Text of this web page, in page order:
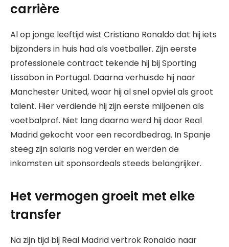
carrière
Al op jonge leeftijd wist Cristiano Ronaldo dat hij iets
bijzonders in huis had als voetballer. Zijn eerste
professionele contract tekende hij bij Sporting
Lissabon in Portugal. Daarna verhuisde hij naar
Manchester United, waar hij al snel opviel als groot
talent. Hier verdiende hij zijn eerste miljoenen als
voetbalprof. Niet lang daarna werd hij door Real
Madrid gekocht voor een recordbedrag. In Spanje
steeg zijn salaris nog verder en werden de
inkomsten uit sponsordeals steeds belangrijker.
Het vermogen groeit met elke
transfer
Na zijn tijd bij Real Madrid vertrok Ronaldo naar